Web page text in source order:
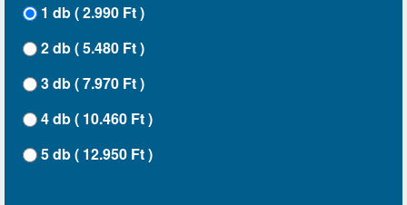
1 db ( 2.990 Ft )
2 db ( 5.480 Ft )
3 db ( 7.970 Ft )
4 db ( 10.460 Ft )
5 db ( 12.950 Ft )